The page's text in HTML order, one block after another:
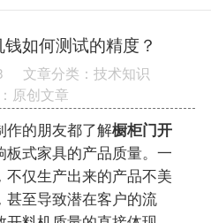
如何测试的精度？
文章分类：技术知识
原创文章
的朋友都了解橱柜门开
板式家具的产品质量。一
不仅生产出来的产品不美
甚至导致潜在客户的流